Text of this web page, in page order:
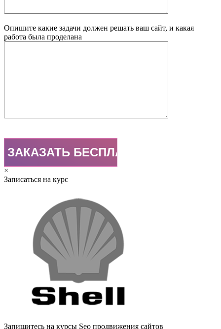
Опишите какие задачи должен решать ваш сайт, и какая
работа была проделана
×
Записаться на курс
Запишитесь на курсы Seo продвижения сайтов